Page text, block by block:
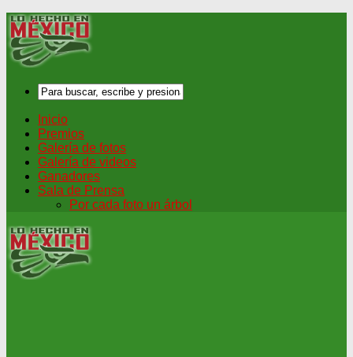
Inicio
Premios
Galería de fotos
Galería de videos
Ganadores
Sala de Prensa
Por cada foto un árbol